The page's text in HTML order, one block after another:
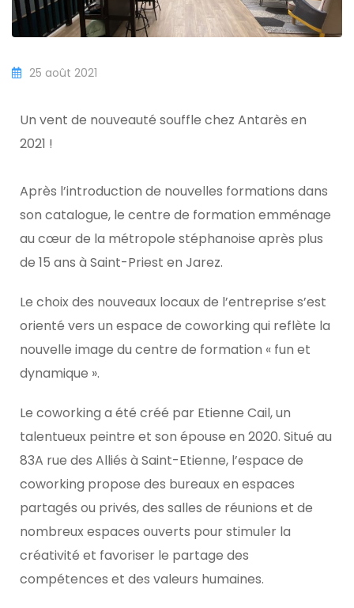
25 août 2021
Un vent de nouveauté souffle chez Antarès en
2021 !
Après l’introduction de nouvelles formations dans
son catalogue, le centre de formation emménage
au cœur de la métropole stéphanoise après plus
de 15 ans à Saint-Priest en Jarez.
Le choix des nouveaux locaux de l’entreprise s’est
orienté vers un espace de coworking qui reflète la
nouvelle image du centre de formation « fun et
dynamique ».
Le coworking a été créé par Etienne Cail, un
talentueux peintre et son épouse en 2020. Situé au
83A rue des Alliés à Saint-Etienne, l’espace de
coworking propose des bureaux en espaces
partagés ou privés, des salles de réunions et de
nombreux espaces ouverts pour stimuler la
créativité et favoriser le partage des
compétences et des valeurs humaines.